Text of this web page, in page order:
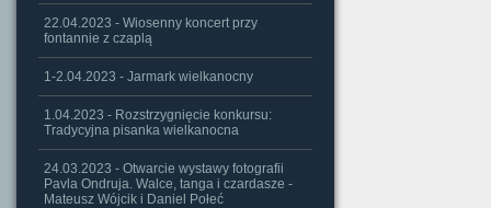
22.04.2023 - Wiosenny koncert przy
fontannie z czaplą
1-2.04.2023 - Jarmark wielkanocny
1.04.2023 - Rozstrzygnięcie konkursu:
Tradycyjna pisanka wielkanocna
24.03.2023 - Otwarcie wystawy fotografii
Pavla Ondruja. Walce, tanga i czardasze -
Mateusz Wójcik i Daniel Połeć